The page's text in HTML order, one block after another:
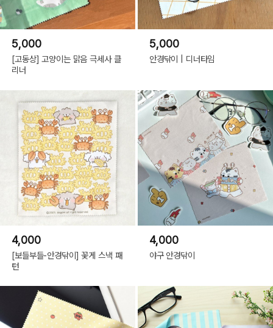
5,000
[고동상] 고양이는 맑음 극세사 클
리너
5,000
안경닦이 | 디너타임
4,000
[보들부들-안경닦이] 꽃게 스낵 패
턴
4,000
야구 안경닦이